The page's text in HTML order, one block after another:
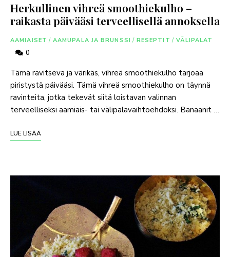
Herkullinen vihreä smoothiekulho –
raikasta päivääsi terveellisellä annoksella
AAMIAISET / AAMUPALA JA BRUNSSI / RESEPTIT / VÄLIPALAT
0
Tämä ravitseva ja värikäs, vihreä smoothiekulho tarjoaa
piristystä päivääsi. Tämä vihreä smoothiekulho on täynnä
ravinteita, jotka tekevät siitä loistavan valinnan
terveelliseksi aamiais- tai välipalavaihtoehdoksi. Banaanit …
LUE LISÄÄ